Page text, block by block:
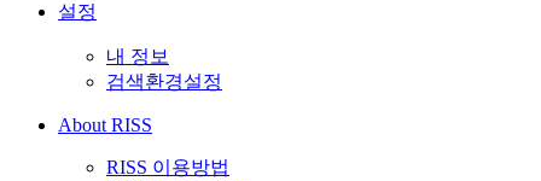
설정
내 정보
검색환경설정
About RISS
RISS 이용방법